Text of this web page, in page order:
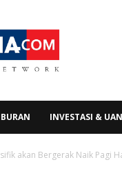
INVESTASI &
akan Bergerak Naik Pagi